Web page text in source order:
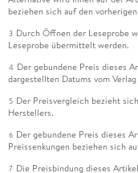
beziehen sich auf den
3 Durch Öffnen der Leseprobe
Leseprobe übermittelt werden.
4 Der gebundene Preis dieses
dargestellten Datums vom
5 Der Preisvergleich bezieht
Herstellers.
6 Der gebundene Preis dieses
Preissenkungen beziehen sich
7 Die Preisbindung dieses